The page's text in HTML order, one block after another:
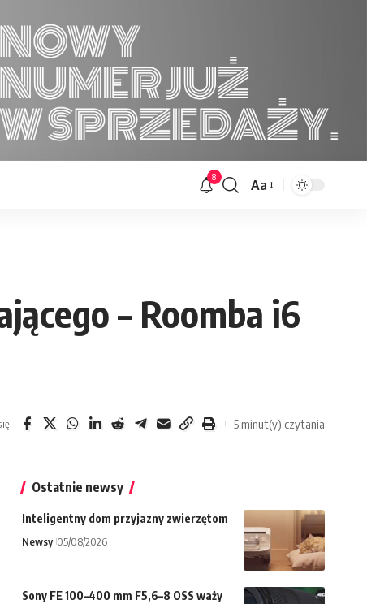
8
Font
Aa
– Roomba i6
5 minut(y) czytania
Ostatnie newsy
Inteligentny dom przyjazny zwierzętom
Newsy 05/08/2026
Sony FE 100–400 mm F5,6–8 OSS waży